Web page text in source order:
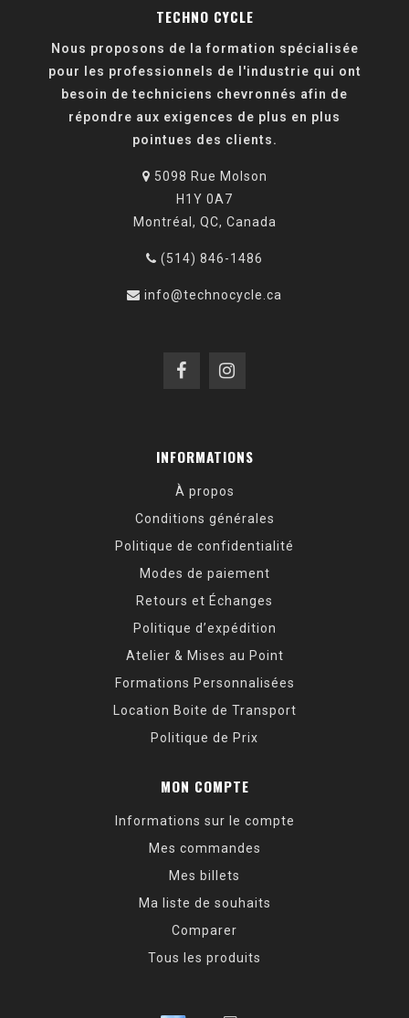
TECHNO CYCLE
Nous proposons de la formation spécialisée
pour les professionnels de l'industrie qui ont
besoin de techniciens chevronnés afin de
répondre aux exigences de plus en plus
pointues des clients.
5098 Rue Molson
H1Y 0A7
Montréal, QC, Canada
(514) 846-1486
info@technocycle.ca
INFORMATIONS
À propos
Conditions générales
Politique de confidentialité
Modes de paiement
Retours et Échanges
Politique d’expédition
Atelier & Mises au Point
Formations Personnalisées
Location Boite de Transport
Politique de Prix
MON COMPTE
Informations sur le compte
Mes commandes
Mes billets
Ma liste de souhaits
Comparer
Tous les produits